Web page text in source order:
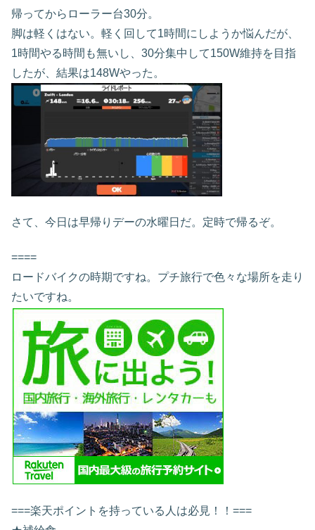
帰ってからローラー台30分。
脚は軽くはない。軽く回して1時間にしようか悩んだが、
1時間やる時間も無いし、30分集中して150W維持を目指
したが、結果は148Wやった。
さて、今日は早帰りデーの水曜日だ。定時で帰るぞ。
====
ロードバイクの時期ですね。プチ旅行で色々な場所を走り
たいですね。
===楽天ポイントを持っている人は必見！！===